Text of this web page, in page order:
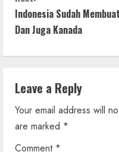
t
u
e
R
Indonesia Sudah
Dan Juga Kanada
Leave a Reply
Your email address will
are marked *
Comment *